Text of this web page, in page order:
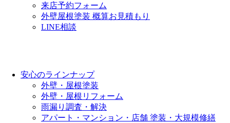
来店予約フォーム
外壁屋根塗装 概算お見積もり
LINE相談
安心のラインナップ
外壁・屋根塗装
外壁・屋根リフォーム
雨漏り調査・解決
アパート・マンション・店舗 塗装・大規模修繕